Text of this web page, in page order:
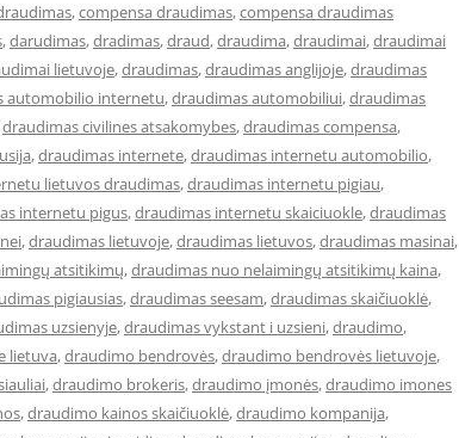
,compensa draudimas,compensa draudimas
,darudimas,dradimas,draud,draudima,draudimai,draudimai
lietuvoje,draudimas,draudimas anglijoje,draudimas
automobilio internetu,draudimas automobiliui,draudimas
draudimas civilines atsakomybes,draudimas compensa,
,draudimas internete,draudimas internetu automobilio,
lietuvos draudimas,draudimas internetu pigiau,
internetu pigus,draudimas internetu skaiciuokle,draudimas
,draudimas lietuvoje,draudimas lietuvos,draudimas masinai,
atsitikimų,draudimas nuo nelaimingų atsitikimų kaina,
pigiausias,draudimas seesam,draudimas skaičiuoklė,
uzsienyje,draudimas vykstant i uzsieni,draudimo,
lietuva,draudimo bendrovės,draudimo bendrovės lietuvoje,
,draudimo brokeris,draudimo įmonės,draudimo imones
,draudimo kainos skaičiuoklė,draudimo kompanija,